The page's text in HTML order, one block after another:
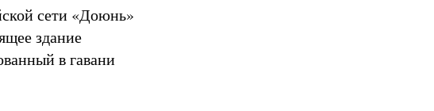
сети «Доюнь»
здание
в гавани